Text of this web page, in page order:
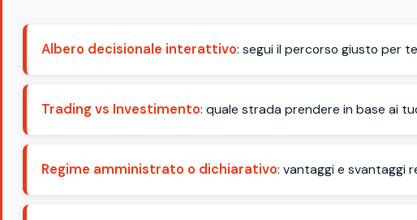
Albero decisionale interattivo: segui il percorso giusto per te
Trading vs Investimento: quale strada prendere in base ai
Regime amministrato o dichiarativo: vantaggi e svantaggi